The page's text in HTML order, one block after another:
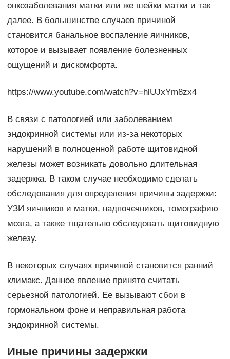
онкозаболевания матки или же шейки матки и так
далее. В большинстве случаев причиной
становится банальное воспаление яичников,
которое и вызывает появление болезненных
ощущений и дискомфорта.
https://www.youtube.com/watch?v=hlUJxYm8zx4
В связи с патологией или заболеванием
эндокринной системы или из-за некоторых
нарушений в полноценной работе щитовидной
железы может возникать довольно длительная
задержка. В таком случае необходимо сделать
обследования для определения причины задержки:
УЗИ яичников и матки, надпочечников, томографию
мозга, а также тщательно обследовать щитовидную
железу.
В некоторых случаях причиной становится ранний
климакс. Данное явление принято считать
серьезной патологией. Ее вызывают сбои в
гормональном фоне и неправильная работа
эндокринной системы.
Иные причины задержки